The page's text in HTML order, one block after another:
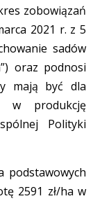
zobowiązań
2021 r. z 5
sadów
oraz podnosi
mają być dla
w produkcję
Polityki
podstawowych
2591 zł/ha w